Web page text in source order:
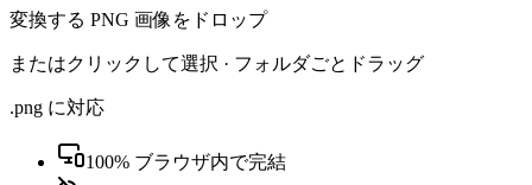
変換する PNG 画像をドロップ
またはクリックして選択 · フォルダごとドラッグ
.png に対応
100% ブラウザ内で完結